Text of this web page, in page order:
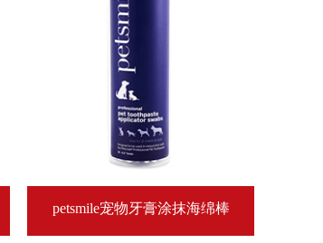
petsmile宠物牙膏涂抹海绵棒